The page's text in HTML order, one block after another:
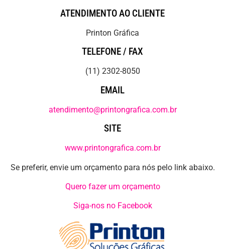
ATENDIMENTO AO CLIENTE
Printon Gráfica
TELEFONE / FAX
(11) 2302-8050
EMAIL
atendimento@printongrafica.com.br
SITE
www.printongrafica.com.br
Se preferir, envie um orçamento para nós pelo link abaixo.
Quero fazer um orçamento
Siga-nos no Facebook